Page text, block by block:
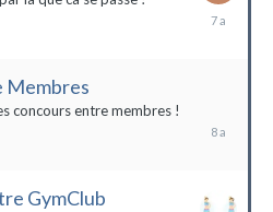
19
Membres
concours entre membres !
2016
GymClub